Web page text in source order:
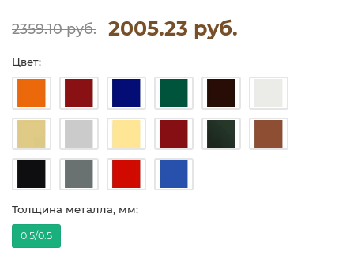
2359.10 руб. 2005.23 руб.
Цвет:
Толщина металла, мм:
0.5/0.5